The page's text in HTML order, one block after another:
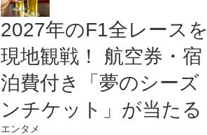
2027年のF1全レースを
現地観戦！ 航空券・宿
泊費付き「夢のシーズ
ンチケット」が当たる
エンタメ